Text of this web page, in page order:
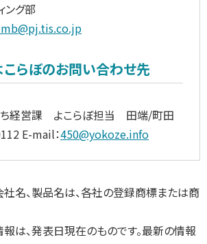
ング部
らぼのお問い合わせ先
経営課 よこらぼ担当 田端/町田
E-mail：450@yokoze.info
名、製品名は、各社の登録商標または商
は、発表日現在のものです。最新の情報